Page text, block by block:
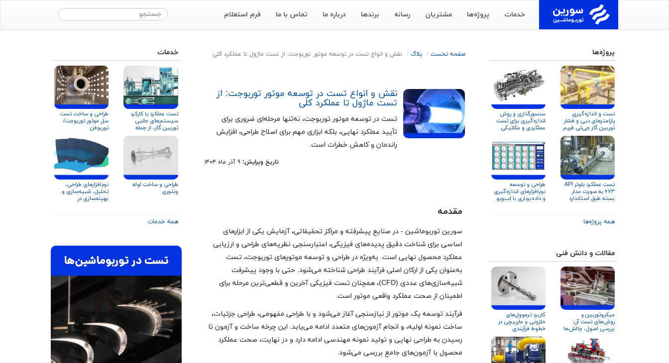
خدمات پروژه‌ها مشتریان رسانه برندها درباره ما تماس با ما فرم استعلام
پروژه‌ها
تست و اندازه‌گیری
پارامترهای دبی و فشار
توربین گاز جی‌ئی فریم
۹ و زیمنس V۹۴.۲
سنسورگذاری و روش
اندازه‌گیری برای تست‌
عملکردی و مکانیکی
SGT-۶۰۰
تست عملکرد بلوئر API
۶۷۳ به صورت مدار
بسته طبق استاندارد
طراحی و توسعه
نرم‌افزارهای اندازه‌گیری
و داده‌برداری با لب‌ویو
همه پروژه‌ها
مقالات و دانش فنی
میکروتوربین و
روش‌های تست آن:
بررسی اصول، چالش‌ها
کاربرد ترموول‌های
حلزونی و مارپیچی در
خطوط فرآیندی
کمپرسورها و تجهیزات
دوار
صفحه نخست بلاگ نقش و انواع تست در توسعه موتور توربوجت: از تست ماژول تا عملکرد کلی
نقش و انواع تست در توسعه موتور توربوجت: از
تست ماژول تا عملکرد کلی
تست در توسعه موتور توربوجت، نه‌تنها مرحله‌ای ضروری برای
تأیید عملکرد نهایی، بلکه ابزاری مهم برای اصلاح طراحی، افزایش
راندمان و کاهش خطرات است.
تاریخ ویرایش: ۹ آذر ماه ۱۴۰۴
مقدمه
سورین توربوماشین - در صنایع پیشرفته و مراکز تحقیقاتی، آزمایش یکی از ابزارهای
اساسی برای شناخت دقیق پدیده‌های فیزیکی، اعتبارسنجی نظریه‌های طراحی و ارزیابی
عملکرد محصول نهایی است. به‌ویژه در طراحی و توسعه موتورهای توربوجت، تست
به‌عنوان یکی از ارکان اصلی فرآیند طراحی شناخته می‌شود. حتی با وجود پیشرفت
شبیه‌سازی‌های عددی (CFD)، همچنان تست فیزیکی آخرین و قطعی‌ترین مرحله برای
اطمینان از صحت عملکرد واقعی موتور است.
فرآیند توسعه یک موتور از نیازسنجی آغاز می‌شود و با طراحی مفهومی، طراحی جزئیات،
ساخت نمونه اولیه، و انجام آزمون‌های متعدد ادامه می‌یابد. این چرخه ساخت و آزمون تا
رسیدن به طراحی نهایی و تولید نمونه مهندسی ادامه دارد و در نهایت، صحت عملکرد
محصول با آزمون‌های جامع بررسی می‌شود.
خدمات
تست عملکرد یا کارکرد
سیستم‌های جانبی
توربین گاز، از جمله
سیستم روغن‌کاری
طراحی و ساخت تست
سل موتور توربوجت/
توربوفن
طراحی و ساخت لوله
ونتوری
نرم‌افزارهای طراحی،
تحلیل، شبیه‌سازی و
بهینه‌سازی در
همه خدمات